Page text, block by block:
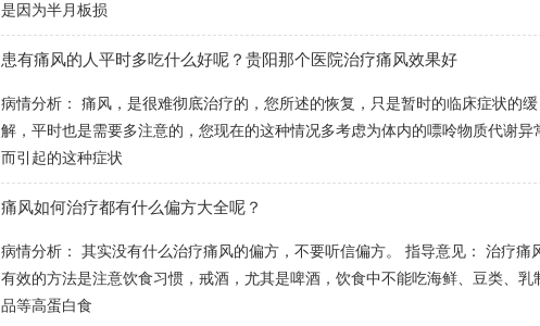
是因为半月板损
患有痛风的人平时多吃什么好呢？贵阳那个医院治疗痛风效果好
病情分析： 痛风，是很难彻底治疗的，您所述的恢复，只是暂时的临床症状的缓
解，平时也是需要多注意的，您现在的这种情况多考虑为体内的嘌呤物质代谢异
而引起的这种症状
痛风如何治疗都有什么偏方大全呢？
病情分析： 其实没有什么治疗痛风的偏方，不要听信偏方。 指导意见： 治疗痛
有效的方法是注意饮食习惯，戒酒，尤其是啤酒，饮食中不能吃海鲜、豆类、乳
品等高蛋白食